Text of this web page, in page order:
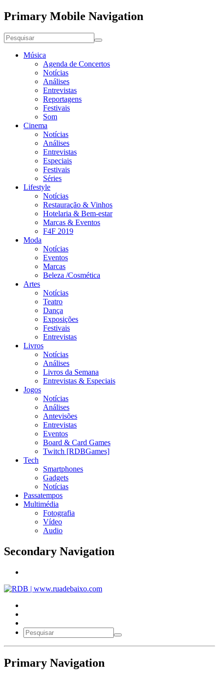
Primary Mobile Navigation
Música
Agenda de Concertos
Notícias
Análises
Entrevistas
Reportagens
Festivais
Som
Cinema
Notícias
Análises
Entrevistas
Especiais
Festivais
Séries
Lifestyle
Notícias
Restauração & Vinhos
Hotelaria & Bem-estar
Marcas & Eventos
F4F 2019
Moda
Notícias
Eventos
Marcas
Beleza /Cosmética
Artes
Notícias
Teatro
Dança
Exposições
Festivais
Entrevistas
Livros
Notícias
Análises
Livros da Semana
Entrevistas & Especiais
Jogos
Notícias
Análises
Antevisões
Entrevistas
Eventos
Board & Card Games
Twitch [RDBGames]
Tech
Smartphones
Gadgets
Notícias
Passatempos
Multimédia
Fotografia
Vídeo
Audio
Secondary Navigation
Primary Navigation